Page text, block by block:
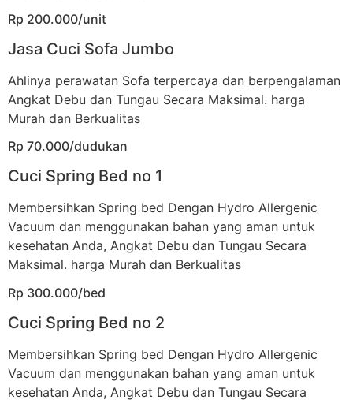
Rp 200.000/unit
Jasa Cuci Sofa Jumbo
Ahlinya perawatan Sofa terpercaya dan berpengalaman
Angkat Debu dan Tungau Secara Maksimal. harga
Murah dan Berkualitas
Rp 70.000/dudukan
Cuci Spring Bed no 1
Membersihkan Spring bed Dengan Hydro Allergenic
Vacuum dan menggunakan bahan yang aman untuk
kesehatan Anda, Angkat Debu dan Tungau Secara
Maksimal. harga Murah dan Berkualitas
Rp 300.000/bed
Cuci Spring Bed no 2
Membersihkan Spring bed Dengan Hydro Allergenic
Vacuum dan menggunakan bahan yang aman untuk
kesehatan Anda, Angkat Debu dan Tungau Secara